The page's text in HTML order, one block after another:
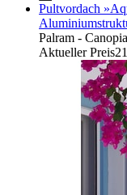
Pultvordach
Palram - Canopia
Aktueller Preis